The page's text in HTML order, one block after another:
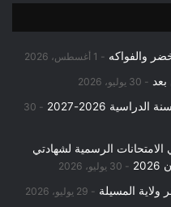
والفواكه 1 أغسطس، 2026
30 يوليو، 2026
2026-2027
30
الامتحانات الرسمية لشهادتي
30 يوليو، 2026
المسيلة 29 يوليو، 2026